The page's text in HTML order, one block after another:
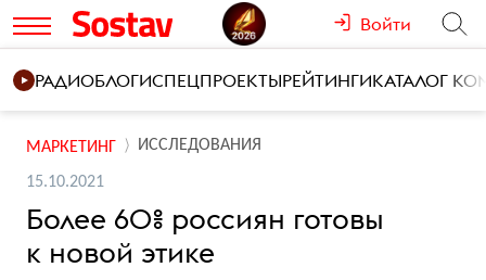
Войти
РАДИОБЛОГИСПЕЦПРОЕКТЫРЕЙТИНГИКАТАЛОГ
МАРКЕТИНГ ИССЛЕДОВАНИЯ
15.10.2021
Более 60% россиян готовы
к новой этике